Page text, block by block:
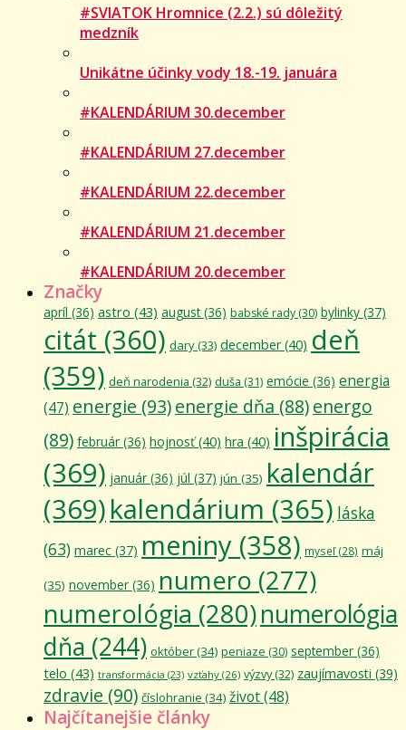
#SVIATOK Hromnice (2.2.) sú dôležitý
medzník
Unikátne účinky vody 18.-19. januára
#KALENDÁRIUM 30.december
#KALENDÁRIUM 27.december
#KALENDÁRIUM 22.december
#KALENDÁRIUM 21.december
#KALENDÁRIUM 20.december
Značky
apríl (36) astro (43) august(36) babské rady (30) bylinky (37)
citát (360) dary(33) december(40) deň
(359) deň narodenia (32) duša (31) emócie (36) energia
(47) energie (93)energie dňa (88)energo
(89) február (36) hojnosť(40) hra (40) inšpirácia
(369) január (36) júl (37) jún (35) kalendár
(369)kalendárium (365) láska
(63) marec (37) meniny (358) myseľ(28) máj
(35) november (36) numero (277)
numerológia (280)numerológia
dňa (244) október(34) peniaze (30) september (36)
telo (43) transformácia (23) vzťahy (26) výzvy(32) zaujímavosti (39)
zdravie (90) číslohranie (34) život(48)
Najčítanejšie články